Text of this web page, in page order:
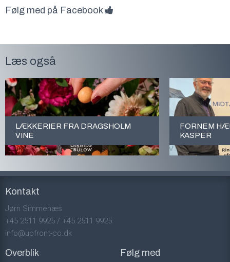
Følg med på Facebook
Læs også
LÆKKERIER FRA DRAGSHOLM
VINE
FORNEM
KASPER
Kontakt
Jørn Simmenæs
+45 2511 9925 / +45 2511 9925
info@upfront-co.dk
Overblik Følg med